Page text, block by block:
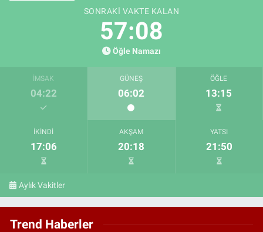
SONRAKI VAKTE KALAN
57:08
Öğle Namazı
İMSAK
04:22
GÜNEŞ
06:02
ÖĞLE
13:15
İKINDI
17:06
AKŞAM
20:18
YATSI
21:50
Aylık Vakitler
Trend Haberler